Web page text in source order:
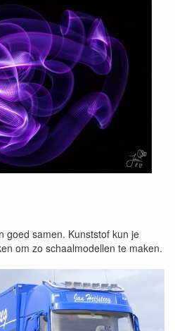
goed samen. Kunststof kun je
om zo schaalmodellen te maken.